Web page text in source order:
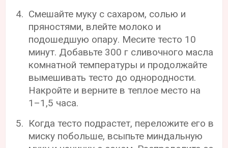
Смешайте муку с сахаром, солью и
пряностями, влейте молоко и
подошедшую опару. Месите тесто 10
минут. Добавьте 300 г сливочного масла
комнатной температуры и продолжайте
вымешивать тесто до однородности.
Накройте и верните в теплое место на
1–1,5 часа.
Когда тесто подрастет, переложите его в
миску побольше, всыпьте миндальную